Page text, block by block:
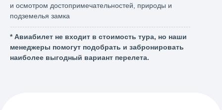
и осмотром достопримечательностей, природы и
подземелья замка
-------------------------------------------------------------------------
* Авиабилет не входит в стоимость тура, но наши
менеджеры помогут подобрать и забронировать
наиболее выгодный вариант перелета.